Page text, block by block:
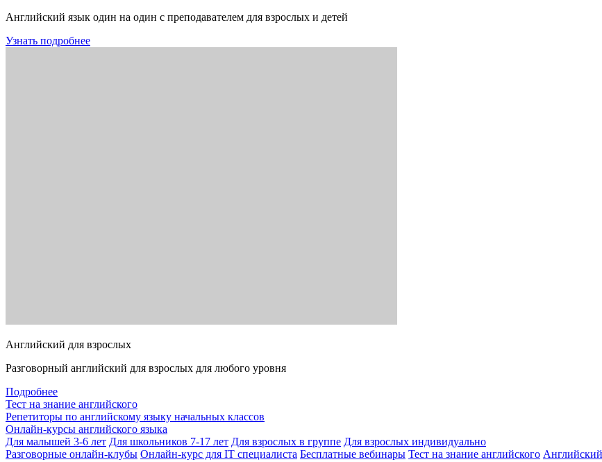
Английский язык один на один с преподавателем для взрослых и детей
Узнать подробнее
Английский для взрослых
Разговорный английский для взрослых для любого уровня
Подробнее
Тест на знание английского
Репетиторы по английскому языку начальных классов
Онлайн-курсы английского языка
Для малышей 3-6 лет Для школьников 7-17 лет Для взрослых в группе Для взрослых индивидуально
Разговорные онлайн-клубы Онлайн-курс для IT специалиста Бесплатные вебинары Тест на знание английского